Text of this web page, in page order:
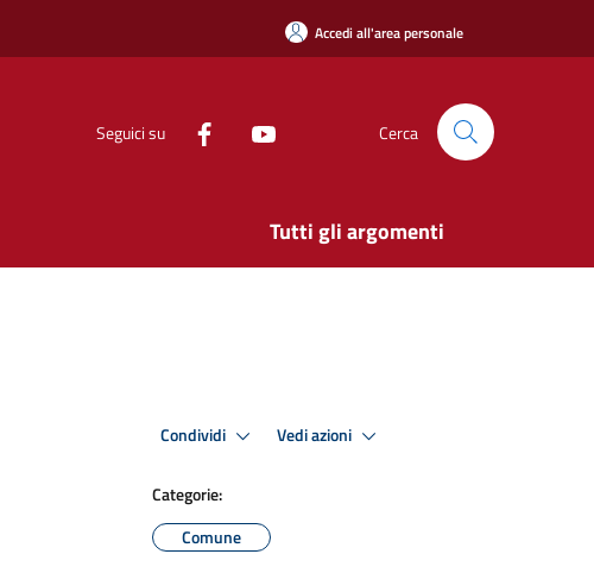
Accedi all'area personale
Seguici su Cerca
Tutti gli argomenti
Condividi Vedi azioni
Categorie:
Comune